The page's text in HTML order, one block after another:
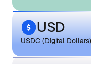
USD
USDC (Digital Dollars)